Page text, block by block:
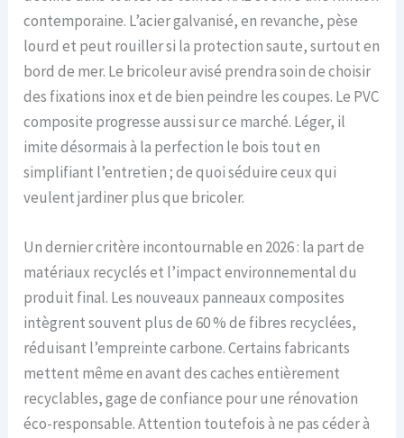
contemporaine. L’acier galvanisé, en revanche, pèse
lourd et peut rouiller si la protection saute, surtout en
bord de mer. Le bricoleur avisé prendra soin de choisir
des fixations inox et de bien peindre les coupes. Le PVC
composite progresse aussi sur ce marché. Léger, il
imite désormais à la perfection le bois tout en
simplifiant l’entretien ; de quoi séduire ceux qui
veulent jardiner plus que bricoler.
Un dernier critère incontournable en 2026 : la part de
matériaux recyclés et l’impact environnemental du
produit final. Les nouveaux panneaux composites
intègrent souvent plus de 60 % de fibres recyclées,
réduisant l’empreinte carbone. Certains fabricants
mettent même en avant des caches entièrement
recyclables, gage de confiance pour une rénovation
éco-responsable. Attention toutefois à ne pas céder à